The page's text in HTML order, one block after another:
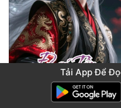
2 tháng trước
Tải App Để